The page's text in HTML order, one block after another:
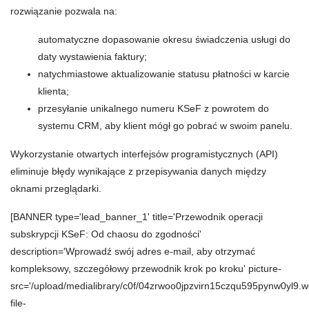
rozwiązanie pozwala na:
automatyczne dopasowanie okresu świadczenia usługi do
daty wystawienia faktury;
natychmiastowe aktualizowanie statusu płatności w karcie
klienta;
przesyłanie unikalnego numeru KSeF z powrotem do
systemu CRM, aby klient mógł go pobrać w swoim panelu.
Wykorzystanie otwartych interfejsów programistycznych (API)
eliminuje błędy wynikające z przepisywania danych między
oknami przeglądarki.
[BANNER type='lead_banner_1' title='Przewodnik operacji
subskrypcji KSeF: Od chaosu do zgodności'
description='Wprowadź swój adres e-mail, aby otrzymać
kompleksowy, szczegółowy przewodnik krok po kroku' picture-
src='/upload/medialibrary/c0f/
file-